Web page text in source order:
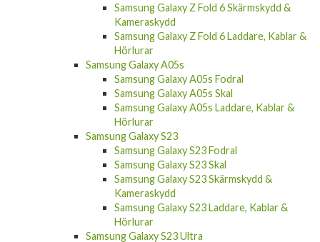
Kameraskydd
Samsung Galaxy Z Fold 6 Laddare, Kablar &
Hörlurar
Samsung Galaxy A05s
Samsung Galaxy A05s Fodral
Samsung Galaxy A05s Skal
Samsung Galaxy A05s Laddare, Kablar &
Hörlurar
Samsung Galaxy S23
Samsung Galaxy S23 Fodral
Samsung Galaxy S23 Skal
Samsung Galaxy S23 Skärmskydd &
Kameraskydd
Samsung Galaxy S23 Laddare, Kablar &
Hörlurar
Samsung Galaxy S23 Ultra
Samsung Galaxy S23 Ultra Fodral